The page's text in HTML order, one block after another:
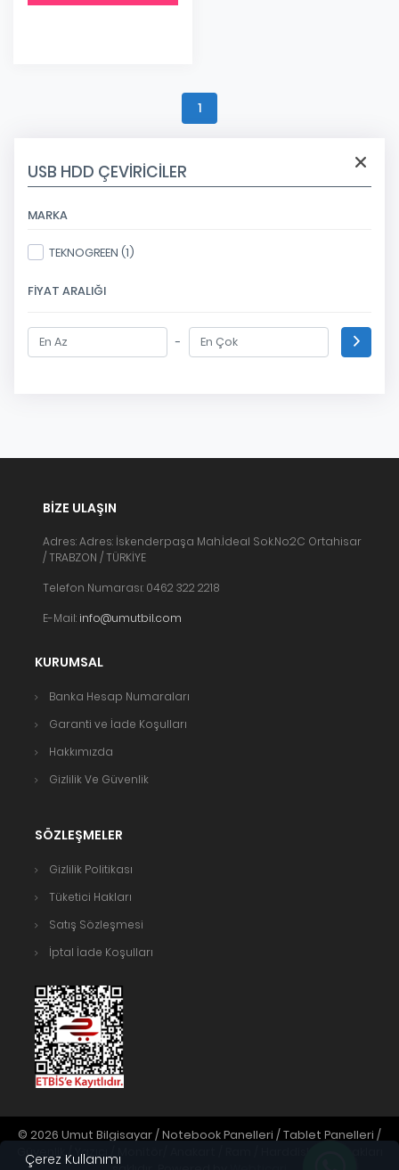
Çerez Kullanımı
USB HDD ÇEVIRICILER
MARKA
TEKNOGREEN (1)
FIYAT ARALIĞI
-
1
BIZE ULAŞIN
Adres: Adres: İskenderpaşa Mah.İdeal Sok.No:2C Ortahisar
/ TRABZON / TÜRKİYE
Telefon Numarası: 0462 322 2218
E-Mail: info@umutbil.com
KURUMSAL
Banka Hesap Numaraları
Garanti ve İade Koşulları
Hakkımızda
Gizlilik Ve Güvenlik
SÖZLEŞMELER
Gizlilik Politikası
Tüketici Hakları
Satış Sözleşmesi
İptal İade Koşulları
© 2026 Umut Bilgisayar / Notebook Panelleri / Tablet Panelleri /
Güvenlik / Yazıcı / Monitör/ Anakart / Ram / Harddisk. Tüm hakları